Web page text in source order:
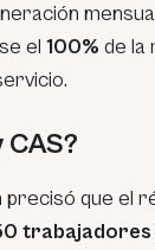
el 100% de la
CAS?
que el
trabajadores